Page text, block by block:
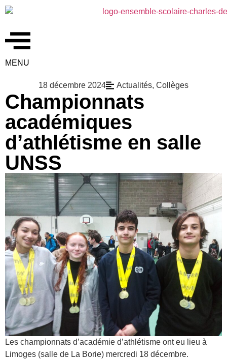
MENU
18 décembre 2024 Actualités, Collèges
Championnats
académiques
d’athlétisme en salle
UNSS
Les championnats d’académie d’athlétisme ont eu lieu à
Limoges (salle de La Borie) mercredi 18 décembre.